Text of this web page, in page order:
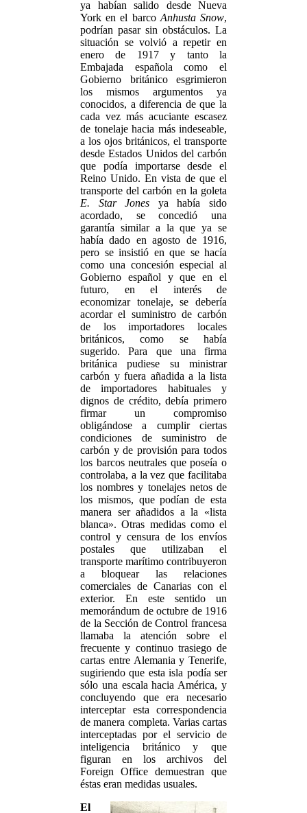
ya habían salido desde Nueva
York en el barco Anhusta Snow,
podrían pasar sin obstáculos. La
situación se volvió a repetir en
enero de 1917 y tanto la
Embajada española como el
Gobierno británico esgrimieron
los mismos argumentos ya
conocidos, a diferencia de que la
cada vez más acuciante escasez
de tonelaje hacia más indeseable,
a los ojos británicos, el transporte
desde Estados Unidos del carbón
que podía importarse desde el
Reino Unido. En vista de que el
transporte del carbón en la goleta
E. Star Jones ya había sido
acordado, se concedió una
garantía similar a la que ya se
había dado en agosto de 1916,
pero se insistió en que se hacía
como una concesión especial al
Gobierno español y que en el
futuro, en el interés de
economizar tonelaje, se debería
acordar el suministro de carbón
de los importadores locales
británicos, como se había
sugerido. Para que una firma
británica pudiese su ministrar
carbón y fuera añadida a la lista
de importadores habituales y
dignos de crédito, debía primero
firmar un compromiso
obligándose a cumplir ciertas
condiciones de suministro de
carbón y de provisión para todos
los barcos neutrales que poseía o
controlaba, a la vez que facilitaba
los nombres y tonelajes netos de
los mismos, que podían de esta
manera ser añadidos a la «lista
blanca». Otras medidas como el
control y censura de los envíos
postales que utilizaban el
transporte marítimo contribuyeron
a bloquear las relaciones
comerciales de Canarias con el
exterior. En este sentido un
memorándum de octubre de 1916
de la Sección de Control francesa
llamaba la atención sobre el
frecuente y continuo trasiego de
cartas entre Alemania y Tenerife,
sugiriendo que esta isla podía ser
sólo una escala hacia América, y
concluyendo que era necesario
interceptar esta correspondencia
de manera completa. Varias cartas
interceptadas por el servicio de
inteligencia británico y que
figuran en los archivos del
Foreign Office demuestran que
éstas eran medidas usuales.
El